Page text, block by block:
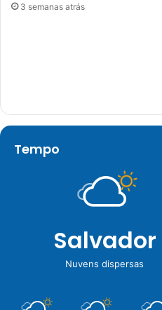
3 semanas atrás
Tempo
Salvador
Nuvens dispersas